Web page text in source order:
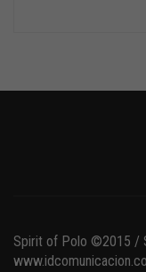
Spirit of Polo ©2015 /